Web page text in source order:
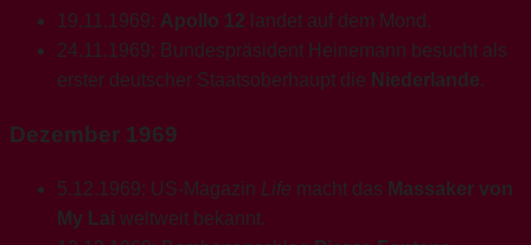
19.11.1969: Apollo 12 landet auf dem Mond.
24.11.1969: Bundespräsident Heinemann besucht als
erster deutscher Staatsoberhaupt die Niederlande.
Dezember 1969
5.12.1969: US-Magazin Life macht das Massaker von
My Lai weltweit bekannt.